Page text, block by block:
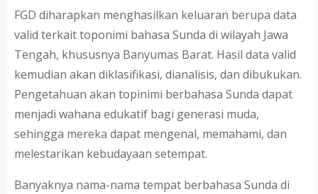
FGD diharapkan menghasilkan keluaran berupa data
valid terkait toponimi bahasa Sunda di wilayah Jawa
Tengah, khususnya Banyumas Barat. Hasil data valid
kemudian akan diklasifikasi, dianalisis, dan dibukukan.
Pengetahuan akan topinimi berbahasa Sunda dapat
menjadi wahana edukatif bagi generasi muda,
sehingga mereka dapat mengenal, memahami, dan
melestarikan kebudayaan setempat.
Banyaknya nama-nama tempat berbahasa Sunda di